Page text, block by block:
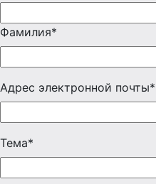
Фамилия*
Адрес электронной почты*
Тема*